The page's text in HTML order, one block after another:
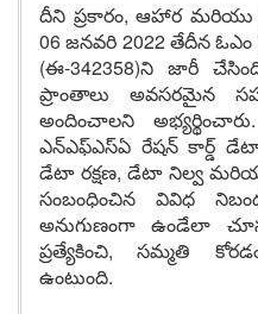
దీని ప్రకారం, ఆహార
06 జనవరి 2022 తేదీన ఓఎం
(ఈ-342358)ని జారీ
ప్రాంతాలు అవసరమైన
అందించాలని
ఎన్ఎఫ్ఎస్‌ఏ రేషన్ కార్డ్
డేటా రక్షణ, డేటా నిల్వ
సంబంధించిన వివిధ
అనుగుణంగా ఉండేలా
ప్రత్యేకించి, సమ్మతి
ఉంటుంది.